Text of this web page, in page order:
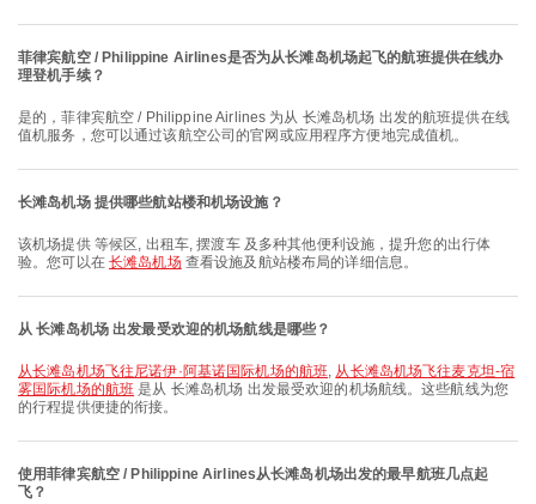
菲律宾航空 / Philippine Airlines是否为从长滩岛机场起飞的航班提供在线办
理登机手续？
是的，菲律宾航空 / Philippine Airlines 为从 长滩岛机场 出发的航班提供在线
值机服务，您可以通过该航空公司的官网或应用程序方便地完成值机。
长滩岛机场 提供哪些航站楼和机场设施？
该机场提供 等候区, 出租车, 摆渡车 及多种其他便利设施，提升您的出行体
验。您可以在 长滩岛机场查看设施及航站楼布局的详细信息。
从 长滩岛机场 出发最受欢迎的机场航线是哪些？
从长滩岛机场飞往尼诺伊·阿基诺国际机场的航班, 从长滩岛机场飞往麦克坦-宿
雾国际机场的航班 是从 长滩岛机场 出发最受欢迎的机场航线。这些航线为您
的行程提供便捷的衔接。
使用菲律宾航空 / Philippine Airlines从长滩岛机场出发的最早航班几点起
飞？